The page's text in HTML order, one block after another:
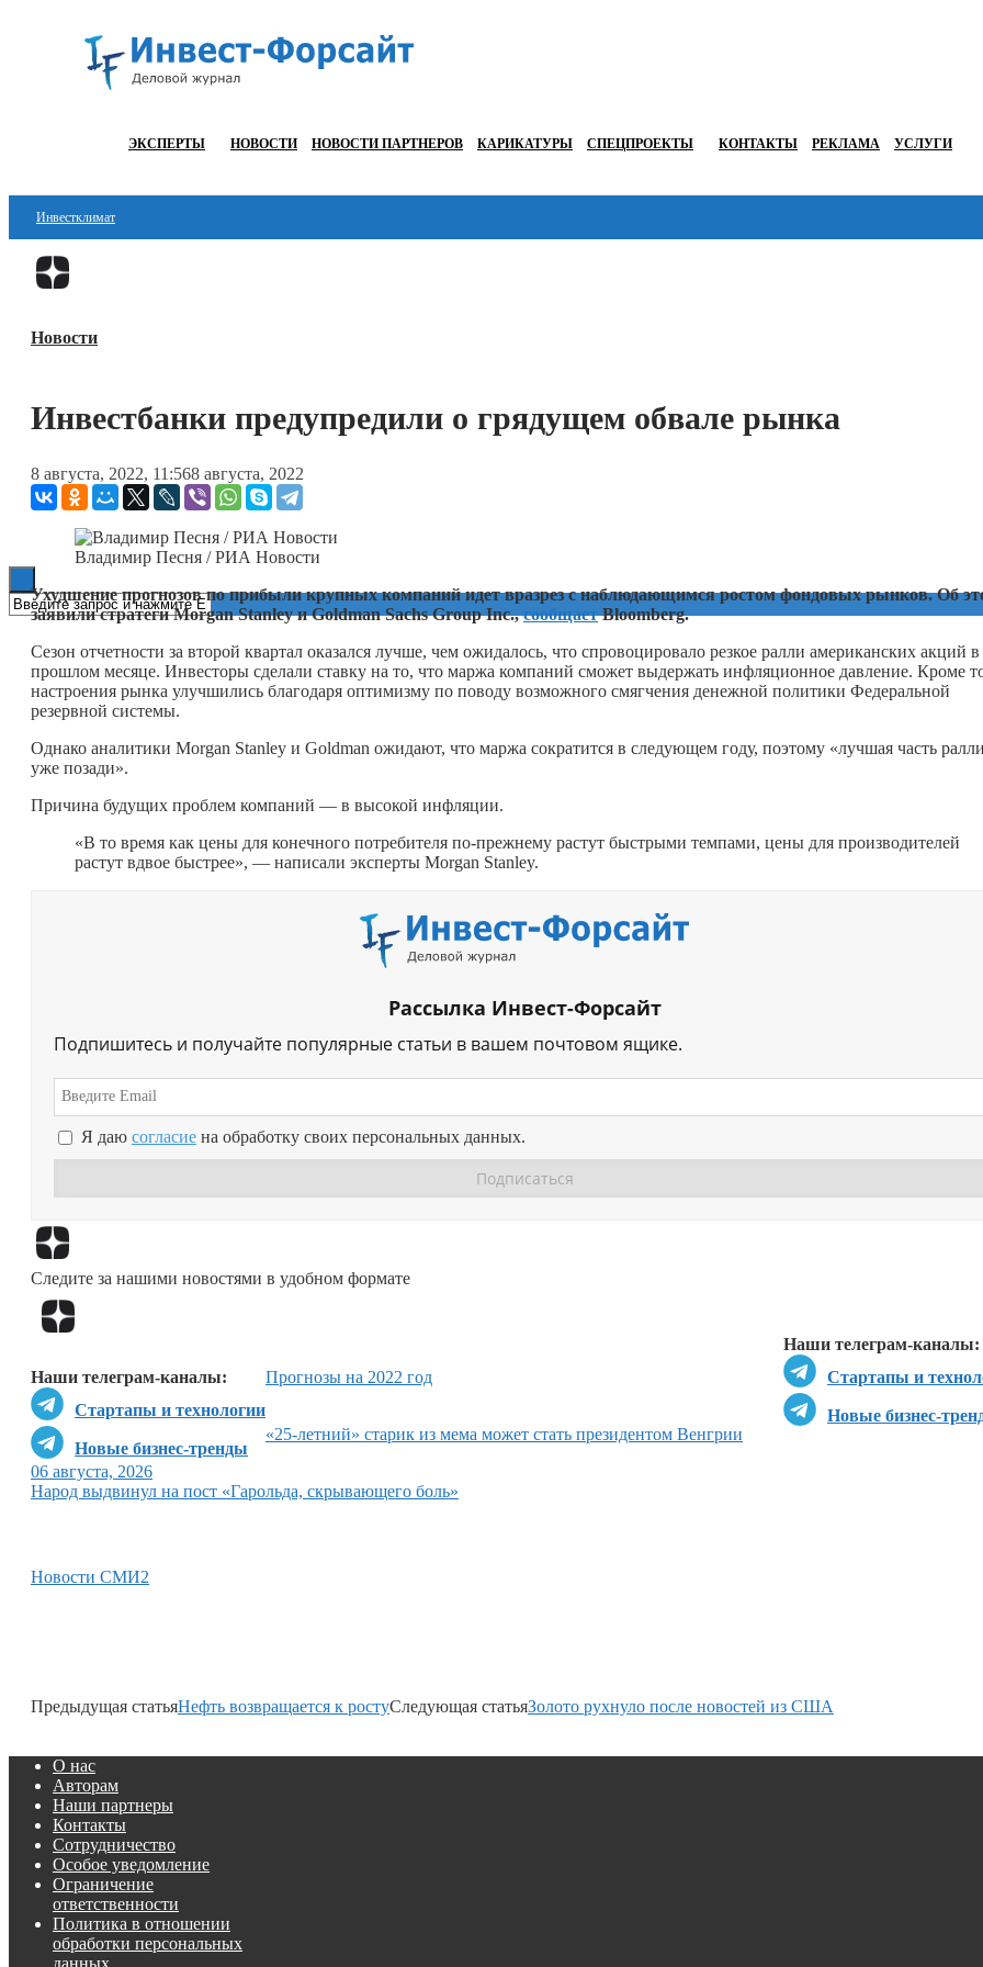
ЭКСПЕРТЫ НОВОСТИ НОВОСТИ ПАРТНЕРОВ КАРИКАТУРЫ СПЕЦПРОЕКТЫ КОНТАКТЫ РЕКЛАМА УСЛУГИ
Инвестклимат
Финансы
Блокчейн
ESG
Новости
Инвестбанки предупредили о грядущем обвале рынка
8 августа, 2022, 11:568 августа, 2022
Владимир Песня / РИА Новости
Ухудшение прогнозов по прибыли крупных компаний идет вразрез с наблюдающимся ростом фондовых рынков. Об
заявили стратеги Morgan Stanley и Goldman Sachs Group Inc.,сообщаетBloomberg.
Cезон отчетности за второй квартал оказался лучше, чем ожидалось, что спровоцировало резкое ралли американских акций в
прошлом месяце. Инвесторы сделали ставку на то, что маржа компаний сможет выдержать инфляционное давление. Кроме
настроения рынка улучшились благодаря оптимизму по поводу возможного смягчения денежной политики Федеральной
резервной системы.
Однако аналитики Morgan Stanley и Goldman ожидают, что маржа сократится в следующем году, поэтому «лучшая часть ралли
уже позади».
Причина будущих проблем компаний — в высокой инфляции.
«В то время как цены для конечного потребителя по-прежнему растут быстрыми темпами, цены для производителей
растут вдвое быстрее», — написали эксперты Morgan Stanley.
Рассылка Инвест-Форсайт
Подпишитесь и получайте популярные статьи в вашем почтовом ящике.
Я даю согласие на обработку своих персональных данных.
Следите за нашими новостями в удобном формате
Наши телеграм-каналы:
Стартапы и
Новые бизнес-
Наши телеграм-каналы:
Стартапы и технологии
Новые бизнес-тренды
Прогнозы на 2022 год
«25-летний» старик из мема может стать президентом Венгрии
06 августа, 2026
Народ выдвинул на пост «Гарольда, скрывающего боль»
Новости СМИ2
Предыдущая статьяНефть возвращается к ростуСледующая статьяЗолото рухнуло после новостей из США
О нас
Авторам
Наши партнеры
Контакты
Сотрудничество
Особое уведомление
Ограничение
ответственности
Политика в отношении
обработки персональных